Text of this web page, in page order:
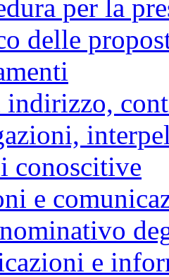
per la
delle
conoscitive
e
e